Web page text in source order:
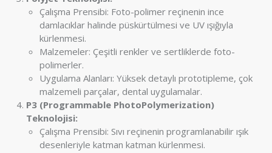
Çalışma Prensibi: Foto-polimer reçinenin ince
damlacıklar halinde püskürtülmesi ve UV ışığıyla
kürlenmesi.
Malzemeler: Çeşitli renkler ve sertliklerde foto-
polimerler.
Uygulama Alanları: Yüksek detaylı prototipleme, çok
malzemeli parçalar, dental uygulamalar.
P3 (Programmable PhotoPolymerization)
Teknolojisi:
Çalışma Prensibi: Sıvı reçinenin programlanabilir ışık
desenleriyle katman katman kürlenmesi.